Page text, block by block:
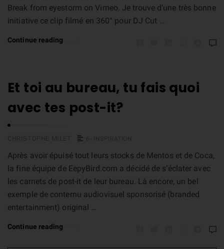
Break from eyestorm on Vimeo. Je trouve d’une très bonne
initiative ce clip filmé en 360° pour DJ Cut …
Continue reading
Et toi au bureau, tu fais quoi
avec tes post-it?
Après avoir épuisé tout leurs stocks de Mentos et de Coca,
la fine équipe de EepyBird.com a décidé de s’éclater avec
les carnets de post-it de leur bureau. Là encore, un bel
exemple de conternu audiovisuel sponsorisé (branded
entertainment) original …
Continue reading